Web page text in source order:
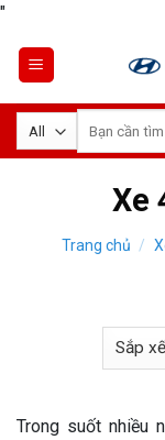
"Skip
content
kiếm:
Xe
Trang chủ /
Trong suốt nhiều